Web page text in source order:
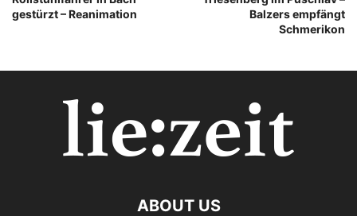
gestürzt – Reanimation
Balzers empfängt
Schmerikon
ABOUT US